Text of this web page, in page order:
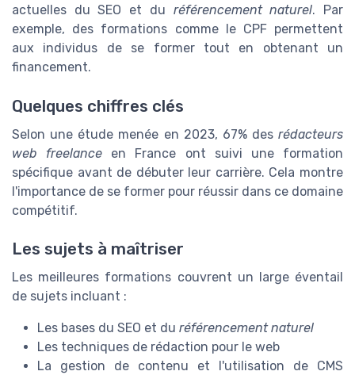
actuelles du SEO et du référencement naturel. Par
exemple, des formations comme le CPF permettent
aux individus de se former tout en obtenant un
financement.
Quelques chiffres clés
Selon une étude menée en 2023, 67% des rédacteurs
web freelance en France ont suivi une formation
spécifique avant de débuter leur carrière. Cela montre
l'importance de se former pour réussir dans ce domaine
compétitif.
Les sujets à maîtriser
Les meilleures formations couvrent un large éventail
de sujets incluant :
Les bases du SEO et du référencement naturel
Les techniques de rédaction pour le web
La gestion de contenu et l'utilisation de CMS